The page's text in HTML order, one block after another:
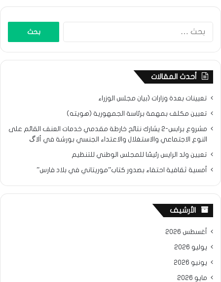
أحدث المقالات
تعيينات بعدة وزارات (بيان مجلس الوزراء
تعيين مكلف بمهمة برئاسة الجمهورية (هويته)
مشروع برابس-2 يشارك نتائح خارطة مقدمي خدمات العنف القائم على
النوع الاجتماعي والاستغلال والاعتداء الجنسي بورشة في ألاگ
تعيين ولد الرايس رئيسًا للمجلس الوطني للتنظيم
أمسية ثقافية احتفاء بصدور كتاب”موريتاني في بلاد فارس”
الأرشيف
أغسطس 2026
يوليو 2026
يونيو 2026
مايو 2026